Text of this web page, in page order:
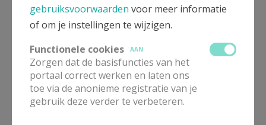
Adjunct
Ch. Woestelaan 55
1090 Jette
0495 89 94 66
Stuur een mailtje
gebruiksvoorwaarden voor meer informatie
of om je instellingen te wijzigen.
Functionele cookies
AAN
Zorgen dat de basisfuncties van het
portaal correct werken en laten ons
toe via de anonieme registratie van je
gebruik deze verder te verbeteren.